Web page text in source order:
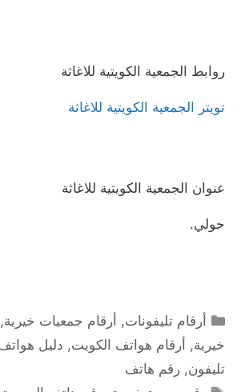
روابط الجمعية الكويتية للاغاثة
تويتر الجمعية الكويتية للاغاثة
عنوان الجمعية الكويتية للاغاثة
حولي.
التصنيفات
أرقام تليفونات, أرقام جمعيات خيرية,
خيرية, أرقام هواتف الكويت, دليل
تليفون, رقم هاتف